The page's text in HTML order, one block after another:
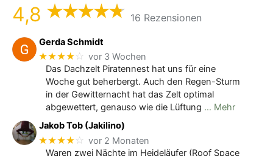
4,8 16 Rezensionen
Gerda Schmidt
★★★★☆ vor 3 Wochen
Das Dachzelt Piratennest hat uns für eine
Woche gut beherbergt. Auch den Regen-Sturm
in der Gewitternacht hat das Zelt optimal
abgewettert, genauso wie die Lüftung … Mehr
Jakob Tob (Jakilino)
★★★★☆ vor 2 Monaten
Waren zwei Nächte im Heideläufer (Roof Space